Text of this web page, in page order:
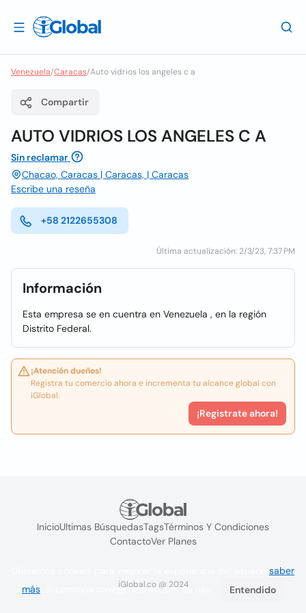
Venezuela/Caracas/Auto vidrios los angeles c a
Compartir
AUTO VIDRIOS LOS ANGELES C A
Sin reclamar
Chacao, Caracas | Caracas, | Caracas
Escribe una reseña
+58 2122655308
Última actualización: 2/3/23, 7:37 PM
Información
Esta empresa se en cuentra en Venezuela , en la región
Distrito Federal.
¡Atención dueños!
Registra tu comercio ahora e incrementa tu alcance global con
iGlobal.
¡Registrate ahora!
InicioUltimas BúsquedasTagsTérminos Y Condiciones
ContactoVer Planes
iGlobal.co @ 2024
saber
más . Si continúa navegando acepta su uso. Entendido